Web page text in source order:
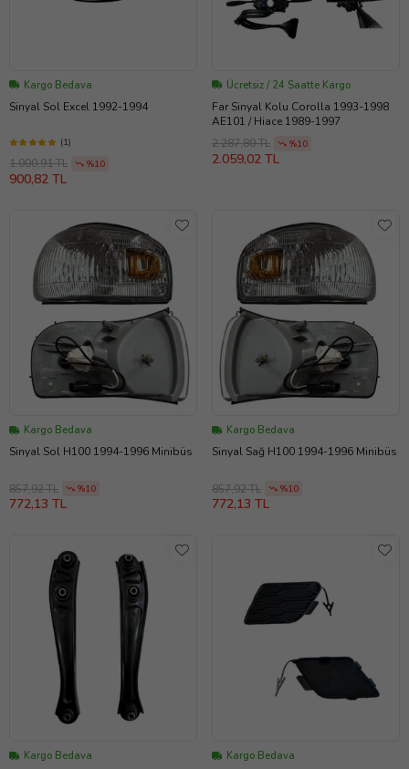
Kargo Bedava
Sinyal Sol Excel 1992-1994
(1)
1.000,91 TL %10
900,82 TL
Ücretsiz / 24 Saatte Kargo
Far Sinyal Kolu Corolla 1993-1998
AE101 / Hiace 1989-1997
2.287,80 TL
%10
2.059,02 TL
Kargo Bedava
Sinyal Sol H100 1994-1996 Minibüs
857,92 TL %10
772,13 TL
Kargo Bedava
Sinyal Sağ H100 1994-1996 Minibüs
857,92 TL %10
772,13 TL
Kargo Bedava Kargo Bedava